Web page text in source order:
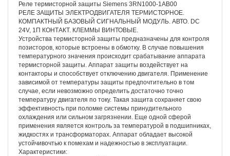
Реле термисторной защиты Siemens 3RN1000-1AB00
РЕЛЕ ЗАЩИТЫ ЭЛЕКТРОДВИГАТЕЛЯ ТЕРМИСТОРНОЕ.
КОМПАКТНЫЙ БАЗОВЫЙ СИГНАЛЬНЫЙ МОДУЛЬ. АВТО. DC
24V, 1П КОНТАКТ. КЛЕММЫ ВИНТОВЫЕ.
Устройства термисторной защиты предназначены для контроля
позисторов, которые встроены в обмотку. В случае повышения
температурного значения происходит срабатывание аппарата
термисторной защиты. Аппарат защиты воздействует на
контакторы и способствует отключению двигателя. Применение
зависимой от температуры защиты предпочтительно в том
случае, если невозможно определить достаточно точно
температуру двигателя по току. Такая защита сохраняет свою
эффективность при поломке системы принудительного
охлаждения или сильном загрязнении. Еще одной сферой
применения является контроль за температурой в подшипниках,
жидкостях и трансформаторах. Аппарат обладает высокой
устойчивочтью к помехам и надежностью в эксплуатации.
Характеристики: